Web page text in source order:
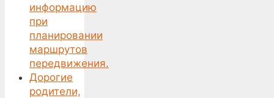
информацию
при
планировании
маршрутов
передвижения.
Дорогие
родители,